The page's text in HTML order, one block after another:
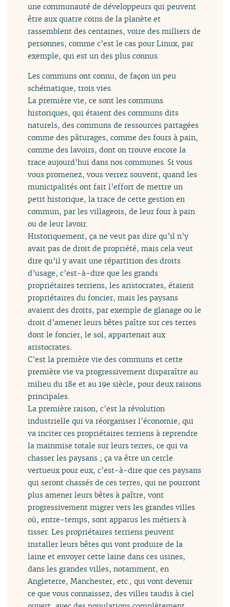
une communauté de développeurs qui peuvent
être aux quatre coins de la planète et
rassemblent des centaines, voire des milliers de
personnes, comme c’est le cas pour Linux, par
exemple, qui est un des plus connus.
Les communs ont connu, de façon un peu
schématique, trois vies.
La première vie, ce sont les communs
historiques, qui étaient des communs dits
naturels, des communs de ressources partagées
comme des pâturages, comme des fours à pain,
comme des lavoirs, dont on trouve encore la
trace aujourd’hui dans nos communes. Si vous
vous promenez, vous verrez souvent, quand les
municipalités ont fait l’effort de mettre un
petit historique, la trace de cette gestion en
commun, par les villageois, de leur four à pain
ou de leur lavoir.
Historiquement, ça ne veut pas dire qu’il n’y
avait pas de droit de propriété, mais cela veut
dire qu’il y avait une répartition des droits
d’usage, c’est-à-dire que les grands
propriétaires terriens, les aristocrates, étaient
propriétaires du foncier, mais les paysans
avaient des droits, par exemple de glanage ou le
droit d’amener leurs bêtes paître sur ces terres
dont le foncier, le sol, appartenait aux
aristocrates.
C’est la première vie des communs et cette
première vie va progressivement disparaître au
milieu du 18e et au 19e siècle, pour deux raisons
principales.
La première raison, c’est la révolution
industrielle qui va réorganiser l’économie, qui
va inciter ces propriétaires terriens à reprendre
la mainmise totale sur leurs terres, ce qui va
chasser les paysans ; ça va être un cercle
vertueux pour eux, c’est-à-dire que ces paysans
qui seront chassés de ces terres, qui ne pourront
plus amener leurs bêtes à paître, vont
progressivement migrer vers les grandes villes
où, entre-temps, sont apparus les métiers à
tisser. Les propriétaires terriens peuvent
installer leurs bêtes qui vont produire de la
laine et envoyer cette laine dans ces usines,
dans les grandes villes, notamment, en
Angleterre, Manchester, etc., qui vont devenir
ce que vous connaissez, des villes taudis à ciel